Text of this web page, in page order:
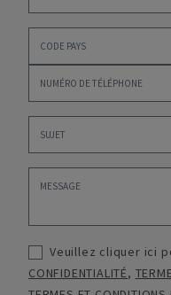
Veuillez cliquer ici
CONFIDENTIALITÉ,